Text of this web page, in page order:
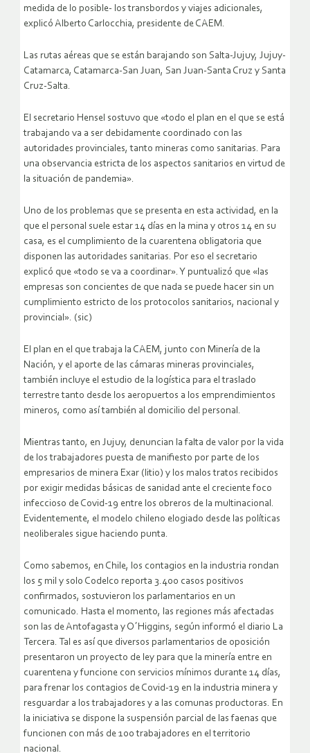
medida de lo posible- los transbordos y viajes adicionales,
explicó Alberto Carlocchia, presidente de CAEM.
Las rutas aéreas que se están barajando son Salta-Jujuy, Jujuy-
Catamarca, Catamarca-San Juan, San Juan-Santa Cruz y Santa
Cruz-Salta.
El secretario Hensel sostuvo que «todo el plan en el que se está
trabajando va a ser debidamente coordinado con las
autoridades provinciales, tanto mineras como sanitarias. Para
una observancia estricta de los aspectos sanitarios en virtud de
la situación de pandemia».
Uno de los problemas que se presenta en esta actividad, en la
que el personal suele estar 14 días en la mina y otros 14 en su
casa, es el cumplimiento de la cuarentena obligatoria que
disponen las autoridades sanitarias. Por eso el secretario
explicó que «todo se va a coordinar». Y puntualizó que «las
empresas son concientes de que nada se puede hacer sin un
cumplimiento estricto de los protocolos sanitarios, nacional y
provincial». (sic)
El plan en el que trabaja la CAEM, junto con Minería de la
Nación, y el aporte de las cámaras mineras provinciales,
también incluye el estudio de la logística para el traslado
terrestre tanto desde los aeropuertos a los emprendimientos
mineros, como así también al domicilio del personal.
Mientras tanto, en Jujuy, denuncian la falta de valor por la vida
de los trabajadores puesta de manifiesto por parte de los
empresarios de minera Exar (litio) y los malos tratos recibidos
por exigir medidas básicas de sanidad ante el creciente foco
infeccioso de Covid-19 entre los obreros de la multinacional.
Evidentemente, el modelo chileno elogiado desde las políticas
neoliberales sigue haciendo punta.
Como sabemos, en Chile, los contagios en la industria rondan
los 5 mil y solo Codelco reporta 3.400 casos positivos
confirmados, sostuvieron los parlamentarios en un
comunicado. Hasta el momento, las regiones más afectadas
son las de Antofagasta y O´Higgins, según informó el diario La
Tercera. Tal es así que diversos parlamentarios de oposición
presentaron un proyecto de ley para que la minería entre en
cuarentena y funcione con servicios mínimos durante 14 días,
para frenar los contagios de Covid-19 en la industria minera y
resguardar a los trabajadores y a las comunas productoras. En
la iniciativa se dispone la suspensión parcial de las faenas que
funcionen con más de 100 trabajadores en el territorio
nacional.